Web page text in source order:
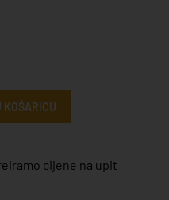
KOŠARICU
cijene na upit